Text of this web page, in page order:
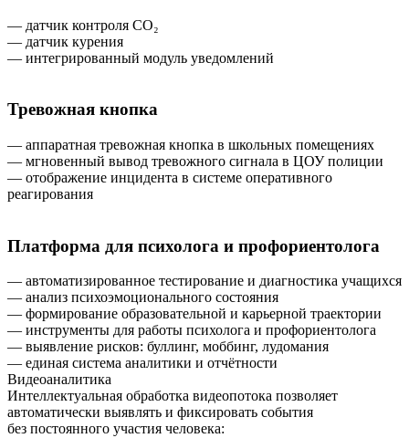
— датчик контроля CO₂
— датчик курения
— интегрированный модуль уведомлений
Тревожная кнопка
— аппаратная тревожная кнопка в школьных помещениях
— мгновенный вывод тревожного сигнала в ЦОУ полиции
— отображение инцидента в системе оперативного
реагирования
Платформа для психолога и профориентолога
— автоматизированное тестирование и диагностика учащихся
— анализ психоэмоционального состояния
— формирование образовательной и карьерной траектории
— инструменты для работы психолога и профориентолога
— выявление рисков: буллинг, моббинг, лудомания
— единая система аналитики и отчётности
Видеоаналитика
Интеллектуальная обработка видеопотока позволяет
автоматически выявлять и фиксировать события
без постоянного участия человека: